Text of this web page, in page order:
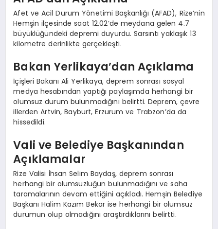
Afet ve Acil Durum Yönetimi Başkanlığı (AFAD), Rize’nin
Hemşin ilçesinde saat 12.02’de meydana gelen 4.7
büyüklüğündeki depremi duyurdu. Sarsıntı yaklaşık 13
kilometre derinlikte gerçekleşti.
Bakan Yerlikaya’dan Açıklama
İçişleri Bakanı Ali Yerlikaya, deprem sonrası sosyal
medya hesabından yaptığı paylaşımda herhangi bir
olumsuz durum bulunmadığını belirtti. Deprem, çevre
illerden Artvin, Bayburt, Erzurum ve Trabzon’da da
hissedildi.
Vali ve Belediye Başkanından
Açıklamalar
Rize Valisi İhsan Selim Baydaş, deprem sonrası
herhangi bir olumsuzluğun bulunmadığını ve saha
taramalarının devam ettiğini açıkladı. Hemşin Belediye
Başkanı Halim Kazım Bekar ise herhangi bir olumsuz
durumun olup olmadığını araştırdıklarını belirtti.